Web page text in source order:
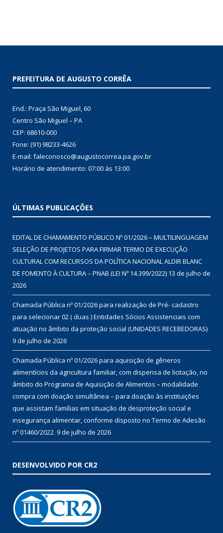
PREFEITURA DE AUGUSTO CORRÊA
End.: Praça São Miguel, 60
Centro São Miguel – PA
CEP: 68610-000
Fone: (91) 98233-4626
E-mail: faleconosco@augustocorrea.pa.gov.br
Horário de atendimento: 07:00 às 13:00
ÚLTIMAS PUBLICAÇÕES
EDITAL DE CHAMAMENTO PÚBLICO Nº 01/2026 – MULTILINGUAGEM
SELEÇÃO DE PROJETOS PARA FIRMAR TERMO DE EXECUÇÃO
CULTURAL COM RECURSOS DA POLÍTICA NACIONAL ALDIR BLANC
DE FOMENTO À CULTURA – PNAB (LEI Nº 14.399/2022) 13 de julho de
2026
Chamada Pública nº 01/2026 para realização de Pré- cadastro
para selecionar 02 ( duas ) Entidades Sócios Assistenciais com
atuação no âmbito da proteção social (UNIDADES RECEBEDORAS)
9 de julho de 2026
Chamada Pública nº 01/2026 para aquisição de gêneros
alimentícios da agricultura familiar, com dispensa de licitação, no
âmbito do Programa de Aquisição de Alimentos – modalidade
compra com doação simultânea – para doação às instituições
que assistam famílias em situação de desproteção social e
insegurança alimentar, conforme disposto no Termo de Adesão
nº 01460/2022. 9 de julho de 2026
DESENVOLVIDO POR CR2